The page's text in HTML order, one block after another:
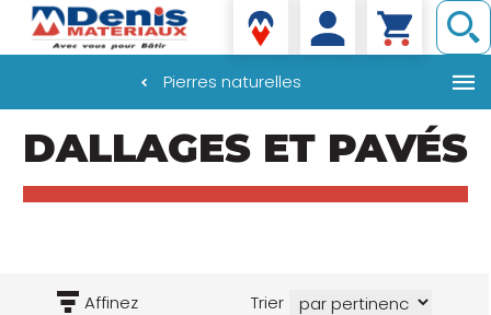
contenu
Denis matériaux
Pierres naturelles
DALLAGES ET PAVÉS
Affinez Trier